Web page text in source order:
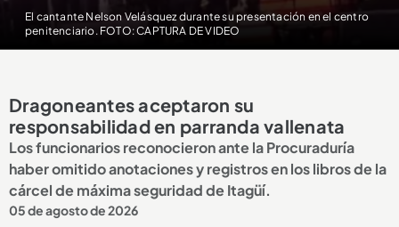
El cantante Nelson Velásquez durante su presentación en el centro
penitenciario. FOTO: CAPTURA DE VIDEO
Dragoneantes aceptaron su
responsabilidad en parranda vallenata
Los funcionarios reconocieron ante la Procuraduría
haber omitido anotaciones y registros en los libros de la
cárcel de máxima seguridad de Itagüí.
05 de agosto de 2026